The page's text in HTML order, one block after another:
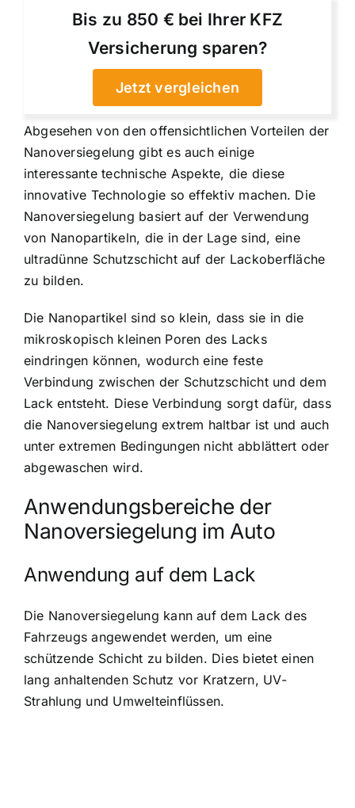
Bis zu 850 € bei Ihrer KFZ
Versicherung sparen?
Jetzt vergleichen
Abgesehen von den offensichtlichen Vorteilen der
Nanoversiegelung gibt es auch einige
interessante technische Aspekte, die diese
innovative Technologie so effektiv machen. Die
Nanoversiegelung basiert auf der Verwendung
von Nanopartikeln, die in der Lage sind, eine
ultradünne Schutzschicht auf der Lackoberfläche
zu bilden.
Die Nanopartikel sind so klein, dass sie in die
mikroskopisch kleinen Poren des Lacks
eindringen können, wodurch eine feste
Verbindung zwischen der Schutzschicht und dem
Lack entsteht. Diese Verbindung sorgt dafür, dass
die Nanoversiegelung extrem haltbar ist und auch
unter extremen Bedingungen nicht abblättert oder
abgewaschen wird.
Anwendungsbereiche der
Nanoversiegelung im Auto
Anwendung auf dem Lack
Die Nanoversiegelung kann auf dem Lack des
Fahrzeugs angewendet werden, um eine
schützende Schicht zu bilden. Dies bietet einen
lang anhaltenden Schutz vor Kratzern, UV-
Strahlung und Umwelteinflüssen.